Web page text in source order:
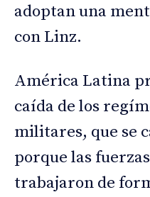
adoptan una
con Linz.
América Latina
caída de los
militares, que se
porque las
trabajaron de